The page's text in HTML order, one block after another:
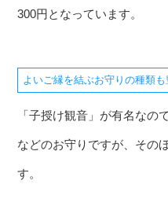
300円となっています。
よいご縁を結ぶお守りの種類も
「子授け観音」が有名なの
などのお守りですが、その
す。